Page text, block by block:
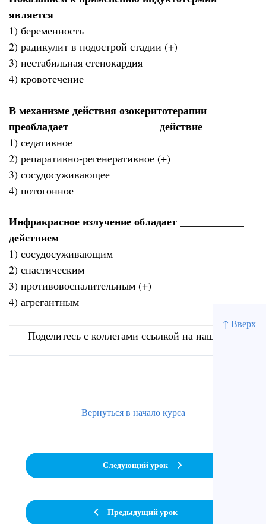
↑ Вверх
является
1) беременность
2) радикулит в подострой стадии (+)
3) нестабильная стенокардия
4) кровотечение
В механизме действия озокеритотерапии
преобладает ________________ действие
1) седативное
2) репаративно-регенеративное (+)
3) сосудосуживающее
4) потогонное
Инфракрасное излучение обладает ____________
действием
1) сосудосуживающим
2) спастическим
3) противовоспалительным (+)
4) агрегантным
Поделитесь с коллегами ссылкой на наш сайт
Предыдущий урок
Вернуться в начало курса
Следующий урок